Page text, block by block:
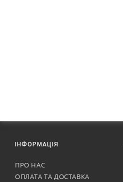
ІНФОРМАЦІЯ
ПРО НАС
ОПЛАТА ТА ДОСТАВКА